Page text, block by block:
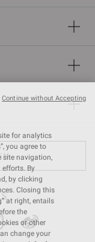
for analytics
you agree to
site navigation,
efforts. By
by clicking
Closing this
at right, entails
the
or other
change your
Continue without Accepting